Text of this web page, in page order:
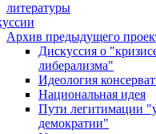
литературы
Архив предыдущего
Дискуссия о
либерализма"
Идеология
Национальная идея
Пути легитимации
демократии"